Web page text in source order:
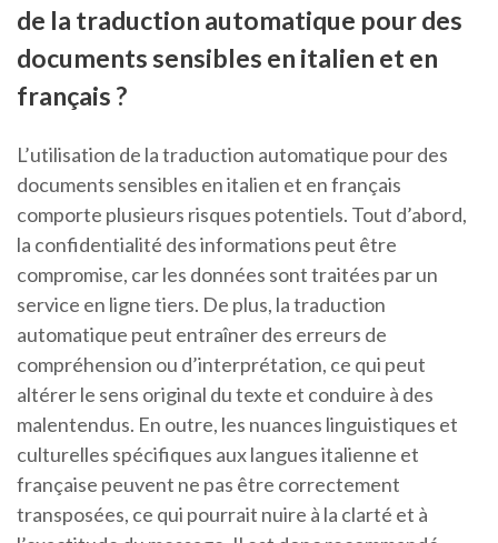
de la traduction automatique pour des
documents sensibles en italien et en
français ?
L’utilisation de la traduction automatique pour des
documents sensibles en italien et en français
comporte plusieurs risques potentiels. Tout d’abord,
la confidentialité des informations peut être
compromise, car les données sont traitées par un
service en ligne tiers. De plus, la traduction
automatique peut entraîner des erreurs de
compréhension ou d’interprétation, ce qui peut
altérer le sens original du texte et conduire à des
malentendus. En outre, les nuances linguistiques et
culturelles spécifiques aux langues italienne et
française peuvent ne pas être correctement
transposées, ce qui pourrait nuire à la clarté et à